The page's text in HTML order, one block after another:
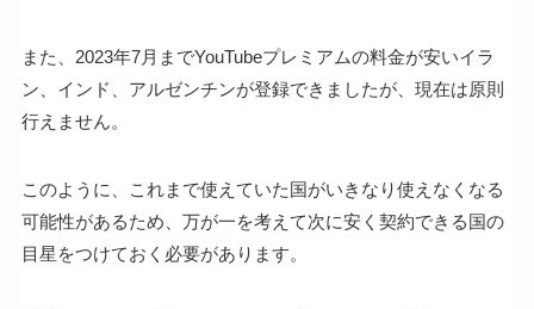
また、2023年7月までYouTubeプレミアムの料金が安いイラ
ン、インド、アルゼンチンが登録できましたが、現在は原則
行えません。
このように、これまで使えていた国がいきなり使えなくなる
可能性があるため、万が一を考えて次に安く契約できる国の
目星をつけておく必要があります。